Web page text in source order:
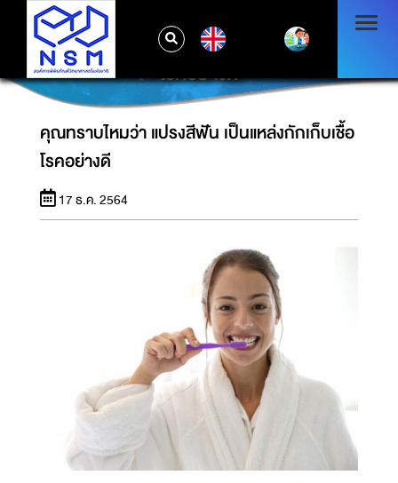
คุณทราบไหมว่า แปรงสีฟัน เป็นแหล่งกักเก็บเชื้อ
โรคอย่างดี
คุณทราบไหมว่า แปรงสีฟัน เป็นแหล่งกักเก็บเชื้อ
โรคอย่างดี
17 ธ.ค. 2564